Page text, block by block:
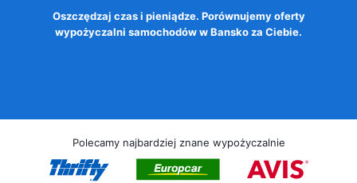
Oszczędzaj czas i pieniądze. Porównujemy oferty
wypożyczalni samochodów w Bansko za Ciebie.
Polecamy najbardziej znane wypożyczalnie